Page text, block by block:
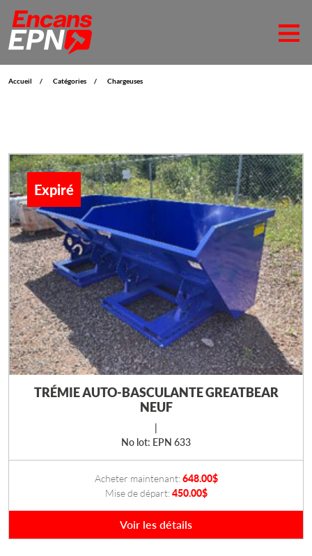
Accueil Catégories Chargeuses
Expiré
TRÉMIE AUTO-BASCULANTE GREATBEAR
NEUF
|
No lot: EPN 633
Acheter maintenant:648.00$
Mise de départ:450.00$
Voir les détails